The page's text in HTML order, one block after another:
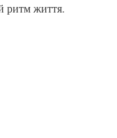
ритм життя.